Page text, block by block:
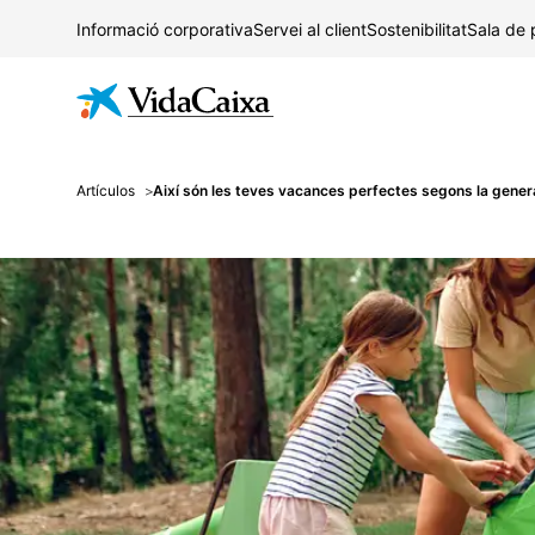
Informació corporativaServei al clientSostenibilitatSala de
Artículos Així són les teves vacances perfectes segons la